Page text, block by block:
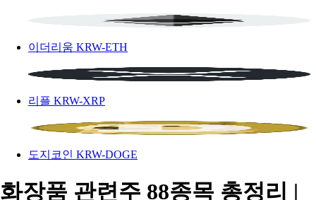
이더리움 KRW-ETH
리플 KRW-XRP
도지코인 KRW-DOGE
화장품 관련주 88종목 총정리 |